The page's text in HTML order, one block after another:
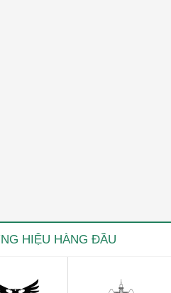
HIỆU HÀNG ĐẦU